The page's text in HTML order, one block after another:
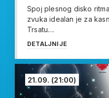
Spoj plesnog disko
zvuka idealan je za
Trsatu....
DETALJNIJE
21.09. (21:00)